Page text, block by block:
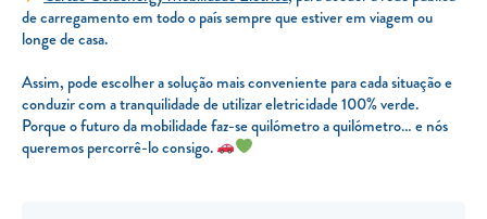
de carregamento em todo o país sempre que estiver em viagem ou
longe de casa.
Assim, pode escolher a solução mais conveniente para cada situação e
conduzir com a tranquilidade de utilizar eletricidade 100% verde.
Porque o futuro da mobilidade faz-se quilómetro a quilómetro… e nós
queremos percorrê-lo consigo.